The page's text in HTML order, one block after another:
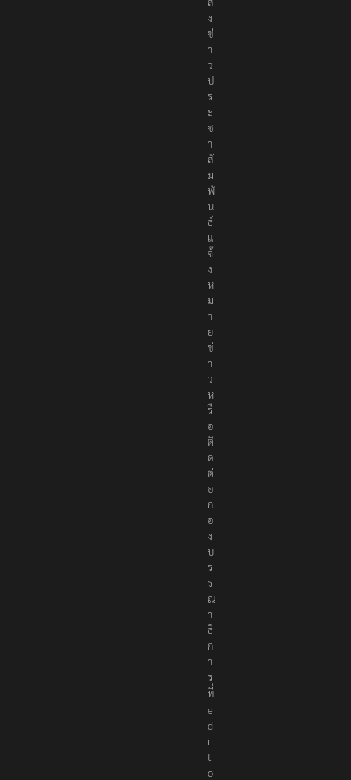
ส่
ง
ข่
า
ว
ป
ร
ะ
ช
า
สั
ม
พั
น
ธ์
แ
จ้
ง
ห
ม
า
ย
ข่
า
ว
ห
รื
อ
ติ
ด
ต่
อ
ก
อ
ง
บ
ร
ร
ณ
า
ธิ
ก
า
ร
ที่
e
d
i
t